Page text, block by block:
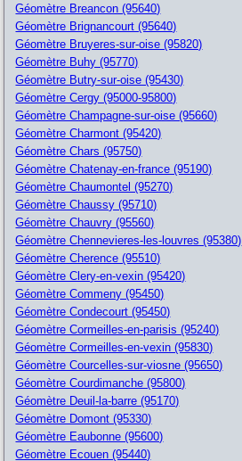
Géomètre Breancon (95640)
Géomètre Brignancourt (95640)
Géomètre Bruyeres-sur-oise (95820)
Géomètre Buhy (95770)
Géomètre Butry-sur-oise (95430)
Géomètre Cergy (95000-95800)
Géomètre Champagne-sur-oise (95660)
Géomètre Charmont (95420)
Géomètre Chars (95750)
Géomètre Chatenay-en-france (95190)
Géomètre Chaumontel (95270)
Géomètre Chaussy (95710)
Géomètre Chauvry (95560)
Géomètre Chennevieres-les-louvres (95380)
Géomètre Cherence (95510)
Géomètre Clery-en-vexin (95420)
Géomètre Commeny (95450)
Géomètre Condecourt (95450)
Géomètre Cormeilles-en-parisis (95240)
Géomètre Cormeilles-en-vexin (95830)
Géomètre Courcelles-sur-viosne (95650)
Géomètre Courdimanche (95800)
Géomètre Deuil-la-barre (95170)
Géomètre Domont (95330)
Géomètre Eaubonne (95600)
Géomètre Ecouen (95440)